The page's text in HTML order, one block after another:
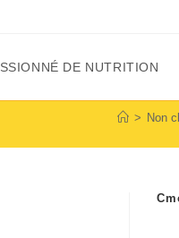
DE NUTRITION
> Non